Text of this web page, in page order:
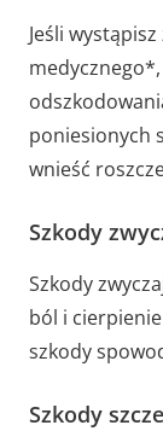
Jeśli
poniesionych
wnieść
Szkody
Szkody
ból i
szkody
Szkody